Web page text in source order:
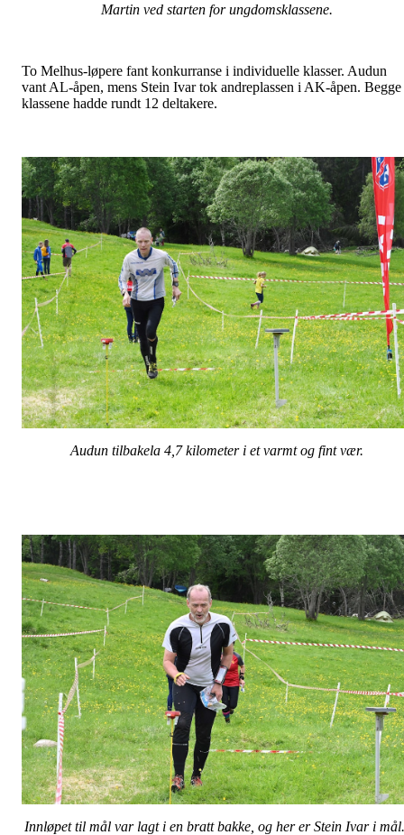
Martin ved starten for ungdomsklassene.
To Melhus-løpere fant konkurranse i individuelle klasser. Audun
vant AL-åpen, mens Stein Ivar tok andreplassen i AK-åpen. Begge
klassene hadde rundt 12 deltakere.
Audun tilbakela 4,7 kilometer i et varmt og fint vær.
Innløpet til mål var lagt i en bratt bakke, og her er Stein Ivar i